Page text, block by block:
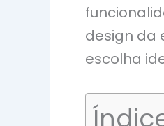
design da
escolha